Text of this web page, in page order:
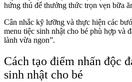
hứng thú để thưởng thức trọn vẹn bữa
Cân nhắc kỹ lưỡng và thực hiện các
menu tiệc sinh nhật cho bé phù hợp và
lành vừa ngon”.
Cách tạo điểm nhấn độc
sinh nhật cho bé